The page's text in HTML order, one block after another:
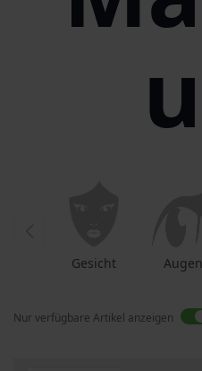
Gesicht Augen
Nur verfügbare Artikel anzeigen